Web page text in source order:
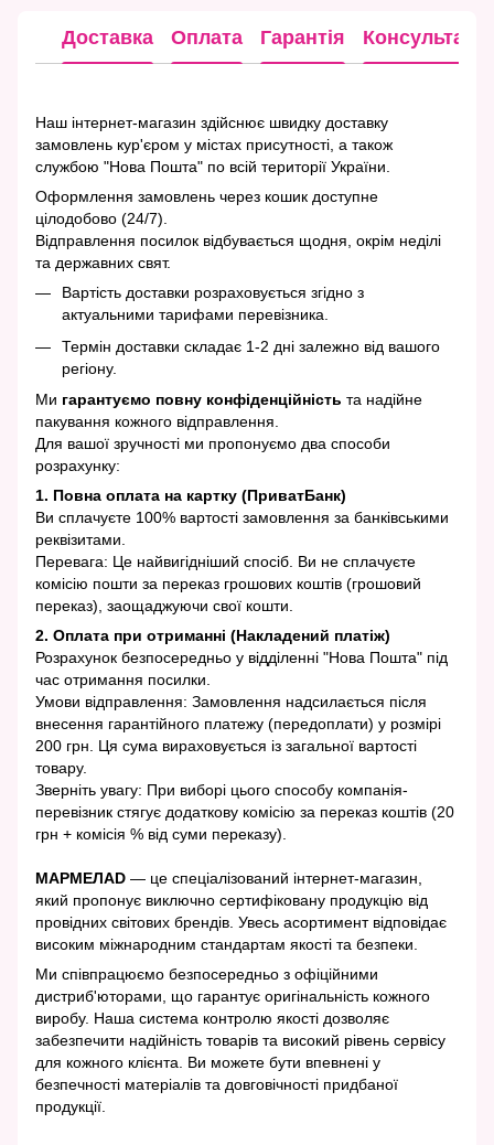
Доставка Оплата Гарантія Консультація
Наш інтернет-магазин здійснює швидку доставку
замовлень кур'єром у містах присутності, а також
службою "Нова Пошта" по всій території України.
Оформлення замовлень через кошик доступне
цілодобово (24/7).
Відправлення посилок відбувається щодня, окрім неділі
та державних свят.
Вартість доставки розраховується згідно з
актуальними тарифами перевізника.
Термін доставки складає 1-2 дні залежно від вашого
регіону.
Ми гарантуємо повну конфіденційність та надійне
пакування кожного відправлення.
Для вашої зручності ми пропонуємо два способи
розрахунку:
1. Повна оплата на картку (ПриватБанк)
Ви сплачуєте 100% вартості замовлення за банківськими
реквізитами.
Перевага: Це найвигідніший спосіб. Ви не сплачуєте
комісію пошти за переказ грошових коштів (грошовий
переказ), заощаджуючи свої кошти.
2. Оплата при отриманні (Накладений платіж)
Розрахунок безпосередньо у відділенні "Нова Пошта" під
час отримання посилки.
Умови відправлення: Замовлення надсилається після
внесення гарантійного платежу (передоплати) у розмірі
200 грн. Ця сума вираховується із загальної вартості
товару.
Зверніть увагу: При виборі цього способу компанія-
перевізник стягує додаткову комісію за переказ коштів (20
грн + комісія % від суми переказу).
МАРМЕЛАD — це спеціалізований інтернет-магазин,
який пропонує виключно сертифіковану продукцію від
провідних світових брендів. Увесь асортимент відповідає
високим міжнародним стандартам якості та безпеки.
Ми співпрацюємо безпосередньо з офіційними
дистриб'юторами, що гарантує оригінальність кожного
виробу. Наша система контролю якості дозволяє
забезпечити надійність товарів та високий рівень сервісу
для кожного клієнта. Ви можете бути впевнені у
безпечності матеріалів та довговічності придбаної
продукції.